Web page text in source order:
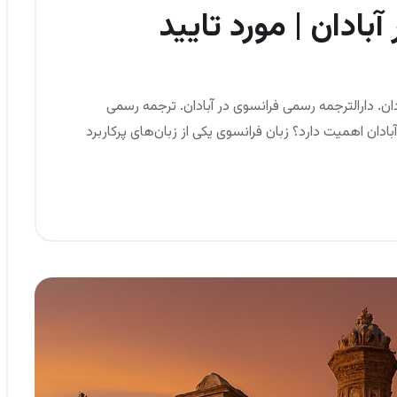
| مورد تایید
دارالترجمه رسمی فرانسوی در آبادان. ترجمه رسمی
اهمیت دارد؟ زبان فرانسوی یکی از زبان‌های پرکاربرد